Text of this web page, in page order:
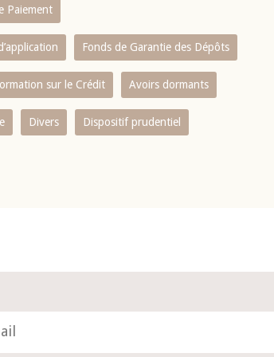
Paiement
Fonds de Garantie des Dépôts
sur le Crédit Avoirs dormants
Divers Dispositif prudentiel